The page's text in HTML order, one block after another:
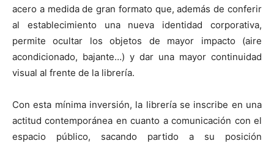
acero a medida de gran formato que, además de conferir
al establecimiento una nueva identidad corporativa,
permite ocultar los objetos de mayor impacto (aire
acondicionado, bajante…) y dar una mayor continuidad
visual al frente de la librería.
Con esta mínima inversión, la librería se inscribe en una
actitud contemporánea en cuanto a comunicación con el
espacio público, sacando partido a su posición